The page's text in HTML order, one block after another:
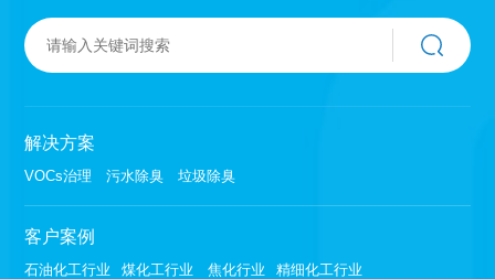
解决方案
VOCs治理 污水除臭 垃圾除臭
客户案例
石油化工行业 煤化工行业 焦化行业
精细化工行业